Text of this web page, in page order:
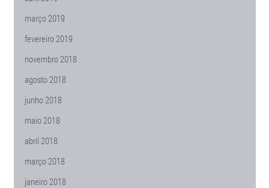
março 2019
fevereiro 2019
novembro 2018
agosto 2018
junho 2018
maio 2018
abril 2018
março 2018
janeiro 2018